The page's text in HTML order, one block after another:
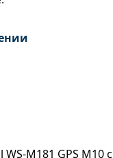
WS-M181 GPS M10 с